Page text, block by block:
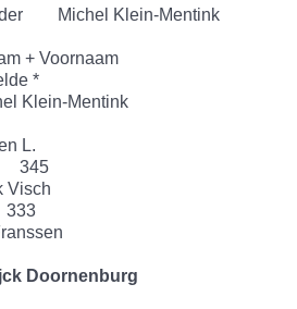
Michel Klein-Mentink
+ Voornaam
*
Klein-Mentink
L.
Visch
Franssen
Doornenburg